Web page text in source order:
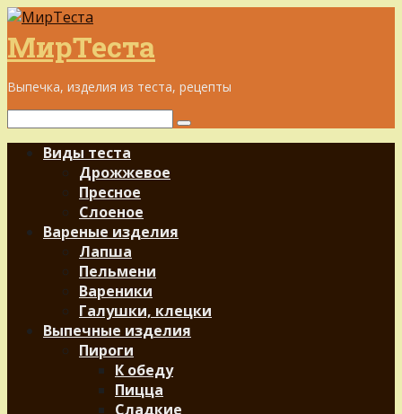
Перейти
к
контенту
МирТеста
Выпечка, изделия из теста, рецепты
Поиск:
Виды теста
Дрожжевое
Пресное
Слоеное
Вареные изделия
Лапша
Пельмени
Вареники
Галушки, клецки
Выпечные изделия
Пироги
К обеду
Пицца
Сладкие